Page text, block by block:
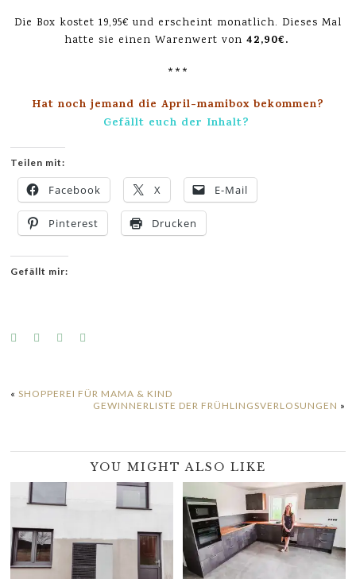
Die Box kostet 19,95€ und erscheint monatlich. Dieses Mal
hatte sie einen Warenwert von 42,90€.
***
Hat noch jemand die April-mamibox bekommen?
Gefällt euch der Inhalt?
Teilen mit:
Facebook X E-Mail
Pinterest Drucken
Gefällt mir:
«SHOPPEREI FÜR MAMA & KIND
GEWINNERLISTE DER FRÜHLINGSVERLOSUNGEN »
YOU MIGHT ALSO LIKE